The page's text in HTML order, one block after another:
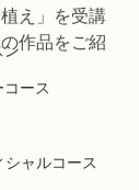
ン
ース
ャルコース
え」を受講
作品をご紹